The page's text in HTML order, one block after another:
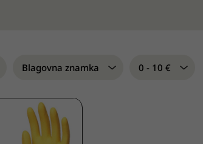
Blagovna znamka 0 - 10 €